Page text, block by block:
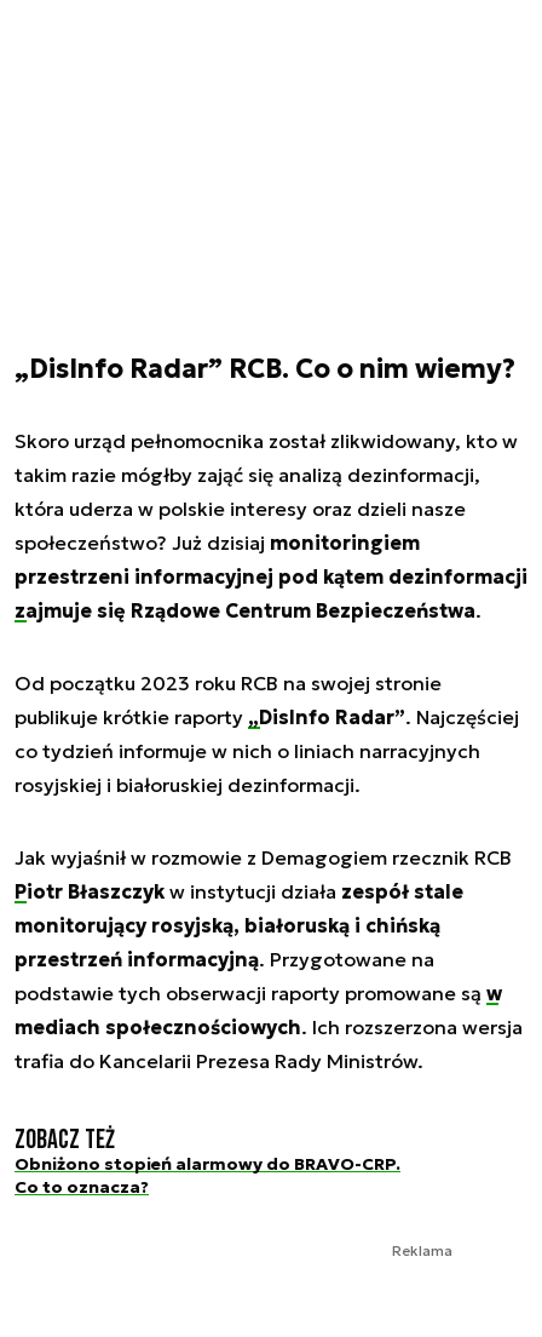
„DisInfo Radar” RCB. Co o nim wiemy?
Skoro urząd pełnomocnika został zlikwidowany, kto w
takim razie mógłby zająć się analizą dezinformacji,
która uderza w polskie interesy oraz dzieli nasze
społeczeństwo? Już dzisiaj monitoringiem
przestrzeni informacyjnej pod kątem dezinformacji
zajmuje się Rządowe Centrum Bezpieczeństwa.
Od początku 2023 roku RCB na swojej stronie
publikuje krótkie raporty „DisInfo Radar”. Najczęściej
co tydzień informuje w nich o liniach narracyjnych
rosyjskiej i białoruskiej dezinformacji.
Jak wyjaśnił w rozmowie z Demagogiem rzecznik RCB
Piotr Błaszczyk w instytucji działa zespół stale
monitorujący rosyjską, białoruską i chińską
przestrzeń informacyjną. Przygotowane na
podstawie tych obserwacji raporty promowane są w
mediach społecznościowych. Ich rozszerzona wersja
trafia do Kancelarii Prezesa Rady Ministrów.
Zobacz też
Obniżono stopień alarmowy do BRAVO-CRP.
Co to oznacza?
Reklama